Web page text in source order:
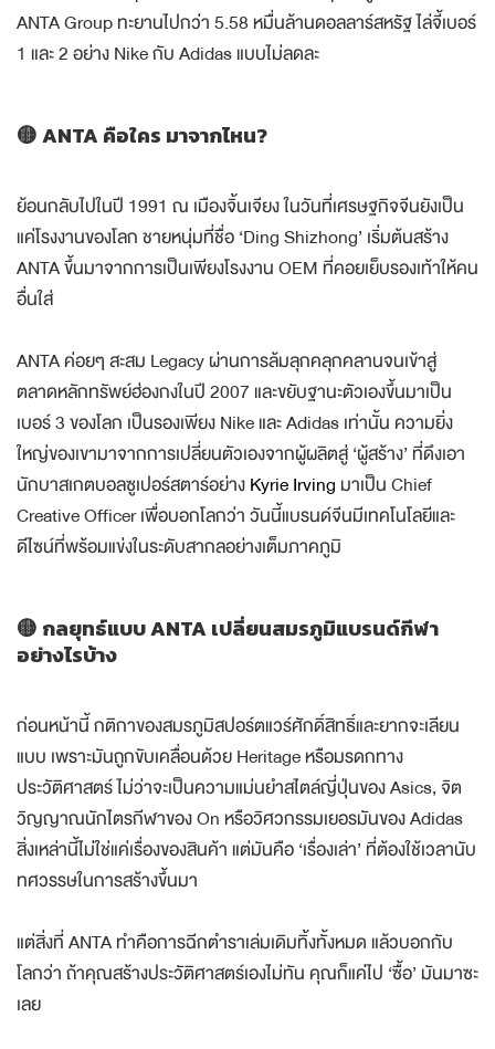
ANTA Group ทะยานไปกว่า 5.58 หมื่นล้านดอลลาร์สหรัฐ ไล่จี้เบอร์
1 และ 2 อย่าง Nike กับ Adidas แบบไม่ลดละ
🟡 ANTA คือใคร มาจากไหน?
ย้อนกลับไปในปี 1991 ณ เมืองจิ้นเจียง ในวันที่เศรษฐกิจจีนยังเป็น
แค่โรงงานของโลก ชายหนุ่มที่ชื่อ ‘Ding Shizhong’ เริ่มต้นสร้าง
ANTA ขึ้นมาจากการเป็นเพียงโรงงาน OEM ที่คอยเย็บรองเท้าให้คน
อื่นใส่
ANTA ค่อยๆ สะสม Legacy ผ่านการล้มลุกคลุกคลานจนเข้าสู่
ตลาดหลักทรัพย์ฮ่องกงในปี 2007 และขยับฐานะตัวเองขึ้นมาเป็น
เบอร์ 3 ของโลก เป็นรองเพียง Nike และ Adidas เท่านั้น ความยิ่ง
ใหญ่ของเขามาจากการเปลี่ยนตัวเองจากผู้ผลิตสู่ ‘ผู้สร้าง’ ที่ดึงเอา
นักบาสเกตบอลซูเปอร์สตาร์อย่างKyrie Irving มาเป็น Chief
Creative Officer เพื่อบอกโลกว่า วันนี้แบรนด์จีนมีเทคโนโลยีและ
ดีไซน์ที่พร้อมแข่งในระดับสากลอย่างเต็มภาคภูมิ
🟡 กลยุทธ์แบบ ANTA เปลี่ยนสมรภูมิแบรนด์กีฬา
อย่างไรบ้าง
ก่อนหน้านี้ กติกาของสมรภูมิสปอร์ตแวร์ศักดิ์สิทธิ์และยากจะเลียน
แบบ เพราะมันถูกขับเคลื่อนด้วย Heritage หรือมรดกทาง
ประวัติศาสตร์ ไม่ว่าจะเป็นความแม่นยำสไตล์ญี่ปุ่นของ Asics, จิต
วิญญาณนักไตรกีฬาของ On หรือวิศวกรรมเยอรมันของ Adidas
สิ่งเหล่านี้ไม่ใช่แค่เรื่องของสินค้า แต่มันคือ ‘เรื่องเล่า’ ที่ต้องใช้เวลานับ
ทศวรรษในการสร้างขึ้นมา
แต่สิ่งที่ ANTA ทำคือการฉีกตำราเล่มเดิมทิ้งทั้งหมด แล้วบอกกับ
โลกว่า ถ้าคุณสร้างประวัติศาสตร์เองไม่ทัน คุณก็แค่ไป ‘ซื้อ’ มันมาซะ
เลย